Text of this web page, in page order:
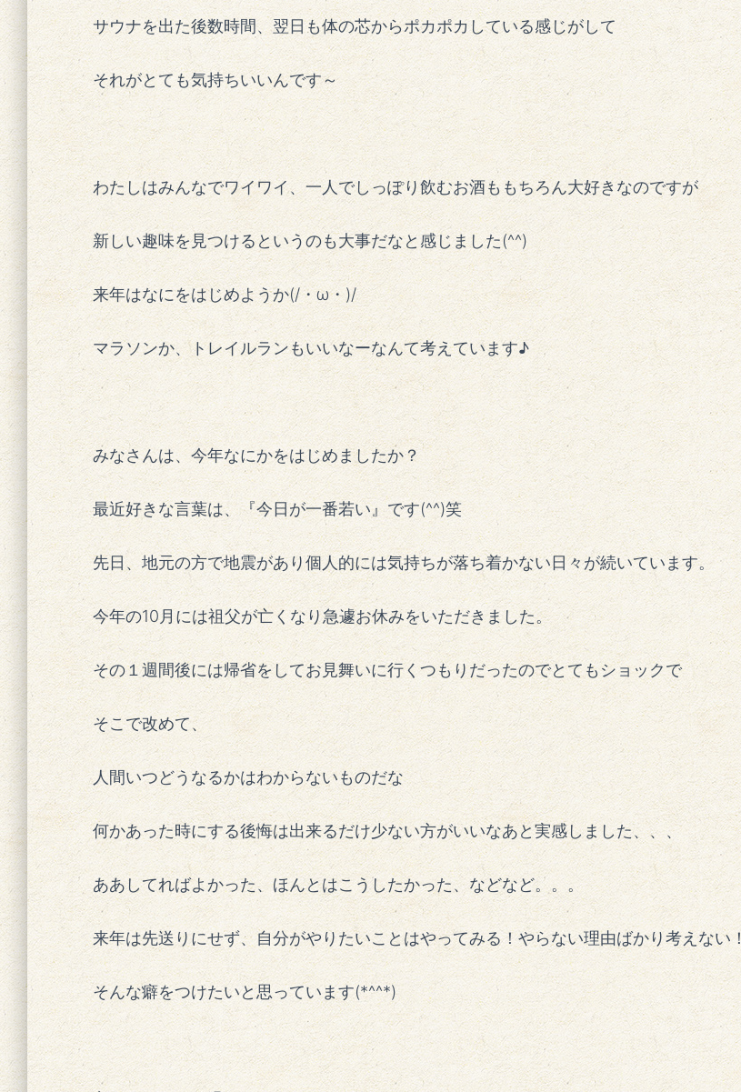
サウナを出た後数時間、翌日も体の芯からポカポカしている感じがして
それがとても気持ちいいんです～
わたしはみんなでワイワイ、一人でしっぽり飲むお酒ももちろん大好きなのですが
新しい趣味を見つけるというのも大事だなと感じました(^^)
来年はなにをはじめようか(/・ω・)/
マラソンか、トレイルランもいいなーなんて考えています♪
みなさんは、今年なにかをはじめましたか？
最近好きな言葉は、『今日が一番若い』です(^^)笑
先日、地元の方で地震があり個人的には気持ちが落ち着かない日々が続いています。
今年の10月には祖父が亡くなり急遽お休みをいただきました。
その１週間後には帰省をしてお見舞いに行くつもりだったのでとてもショックで
そこで改めて、
人間いつどうなるかはわからないものだな
何かあった時にする後悔は出来るだけ少ない方がいいなあと実感しました、、、
ああしてればよかった、ほんとはこうしたかった、などなど。。。
来年は先送りにせず、自分がやりたいことはやってみる！やらない理由ばかり考えない！
そんな癖をつけたいと思っています(*^^*)